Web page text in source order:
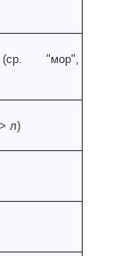
"мор",
> л)